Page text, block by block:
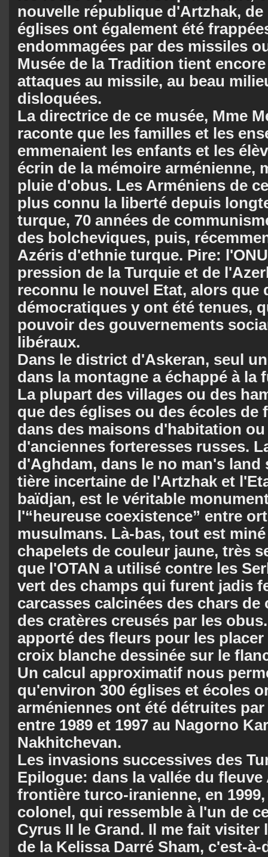
nouvelle république d'Artzhak,
églises ont également été
endommagées par des missiles
Mu­sée de la Tradition tient
atta­ques au missile, au beau
disloquées.
La directrice de ce musée, Mme
raconte que les familles et les
emmenaient les en­fants et les
écrin de la mémoire ar­ménienne,
pluie d'obus. Les Arméniens de
plus connu la liberté depuis
turque, 70 années de
des bolcheviques, puis,
Azéris d'ethnie turque. Pire:
pression de la Tur­quie et de
reconnu le nouvel Etat, alors que
démocratiques y ont été tenues,
pouvoir des gouvernements
libé­raux.
Dans le district d'Askeran, seul
dans la montagne a échappé à la
La plupart des villages ou des
que des églises ou des écoles de
dans des maisons d'habitation
d'anciennes forteresses russes.
d'Aghdam, dans le no man's
tière incertaine de l'Artzhak et
baïdjan, est le véritable
l'“heu­reu­se coexistence” entre
musulmans. Là-bas, tout est
chapelets de couleur jau­ne, très
que l'OTAN a utilisé contre les
vert des champs qui furent jadis
carcasses calcinées des chars de
des cratères creusés par les
apporté des fleurs pour les
croix blanche des­sinée sur le
Un calcul approximatif nous
qu'environ 300 églises et écoles
arméniennes ont été détruites
en­tre 1989 et 1997 au Nagorno
Nakhit­che­van.
Les invasions successives des
Epilogue: dans la vallée du fleuve
frontière turco-iranienne, en
colonel, qui ressemble à l'un de
Cyrus II le Grand. Il me fait visiter
de la Kelissa Darré Sham, c'est-